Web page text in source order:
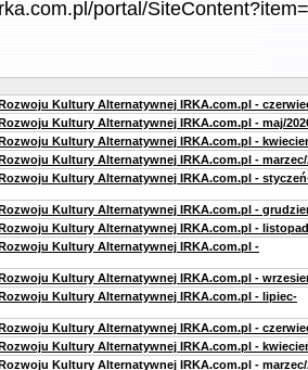
portal/
Kultury Alternatywnej IRKA.com.pl -
Kultury Alternatywnej IRKA.com.pl - maj/
Kultury Alternatywnej IRKA.com.pl -
Kultury Alternatywnej IRKA.com.pl - marzec/
Kultury Alternatywnej IRKA.com.pl -
Kultury Alternatywnej IRKA.com.pl -
Kultury Alternatywnej IRKA.com.pl -
Kultury Alternatywnej IRKA.com.pl -
Kultury Alternatywnej IRKA.com.pl -
Kultury Alternatywnej IRKA.com.pl - lipiec-
Kultury Alternatywnej IRKA.com.pl -
Kultury Alternatywnej IRKA.com.pl -
Kultury Alternatywnej IRKA.com.pl - marzec/